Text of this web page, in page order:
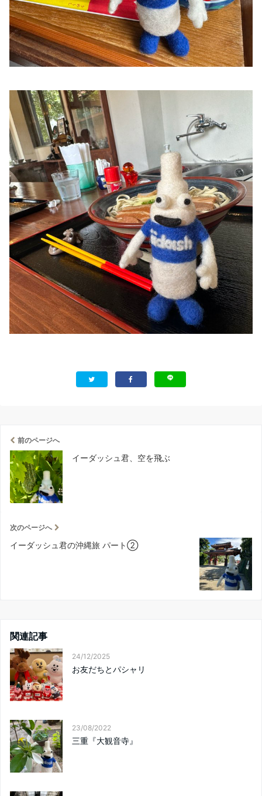
前のページへ
イーダッシュ君、空を飛ぶ
次のページへ
イーダッシュ君の沖縄旅 パート②
関連記事
24/12/2025
お友だちとパシャリ
23/08/2022
三重『大観音寺』